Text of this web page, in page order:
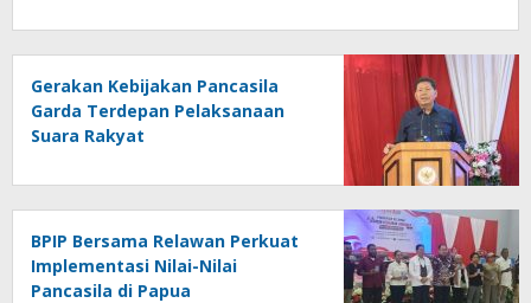
Gerakan Kebijakan Pancasila
Garda Terdepan Pelaksanaan
Suara Rakyat
BPIP Bersama Relawan Perkuat
Implementasi Nilai-Nilai
Pancasila di Papua